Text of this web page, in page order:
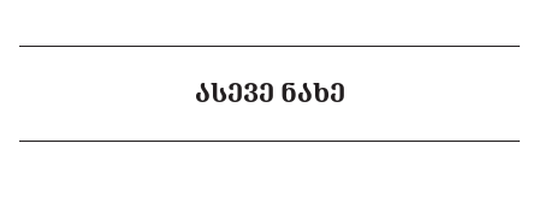
ᲐᲡᲔᲕᲔ ᲜᲐᲮᲔ